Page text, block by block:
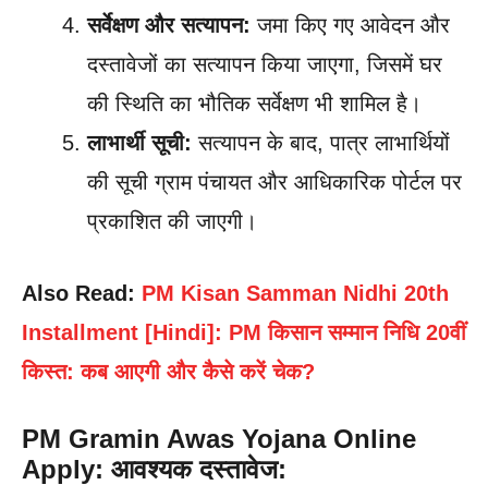
सर्वेक्षण और सत्यापन: जमा किए गए आवेदन और
दस्तावेजों का सत्यापन किया जाएगा, जिसमें घर
की स्थिति का भौतिक सर्वेक्षण भी शामिल है।
लाभार्थी सूची: सत्यापन के बाद, पात्र लाभार्थियों
की सूची ग्राम पंचायत और आधिकारिक पोर्टल पर
प्रकाशित की जाएगी।
Also Read: PM Kisan Samman Nidhi 20th
Installment [Hindi]: PM किसान सम्मान निधि 20वीं
किस्त: कब आएगी और कैसे करें चेक?
PM Gramin Awas Yojana Online
Apply: आवश्यक दस्तावेज: